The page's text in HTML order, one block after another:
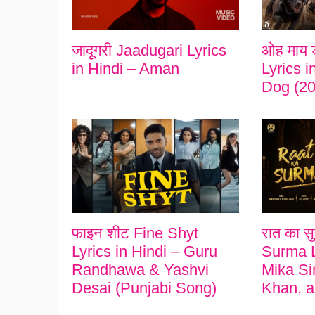
जादूगरी Jaadugari Lyrics
in Hindi – Aman
ओह माय
Lyrics
Dog
फाइन शीट Fine Shyt
Lyrics in Hindi – Guru
Randhawa & Yashvi
Desai (Punjabi Song)
रात का
Surma
Mika
Khan,